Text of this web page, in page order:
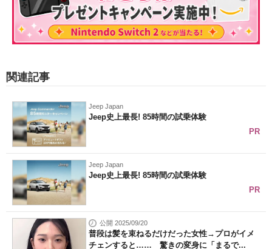
関連記事
Jeep Japan
Jeep史上最長! 85時間の試乗体験
PR
Jeep Japan
Jeep史上最長! 85時間の試乗体験
PR
公開 2025/09/20
普段は髪を束ねるだけだった女性→プロがイメ
チェンすると…… 驚きの変身に「まるで...